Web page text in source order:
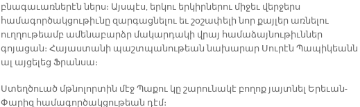
բնագաւառներէն ներս։ Այսպէս, երկու երկիրներու միջեւ վերջերս
համագործակցութիւնը զարգացնելու եւ շօշափելի նոր քայլեր առնելու
ուղղութեամբ ամենաբարձր մակարդակի վրայ համաձայնութիւններ
գոյացան։ Հայաստանի պաշտպանութեան նախարար Սուրէն Պապիկեանն
ալ այցելեց Ֆրանսա։
Ստեղծուած մթնոլորտին մէջ Պաքու կը շարունակէ բողոք յայտնել Երեւան-
Փարիզ համագործակցութեան դէմ։